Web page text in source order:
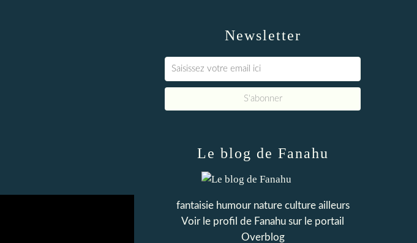
Newsletter
Le blog de Fanahu
fantaisie humour nature culture ailleurs
Voir le profil de Fanahu sur le portail
Overblog